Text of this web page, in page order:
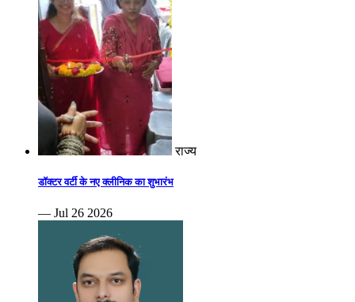
राज्य
डॉक्टर वर्टी के नए क्लीनिक का शुभारंभ
— Jul 26 2026